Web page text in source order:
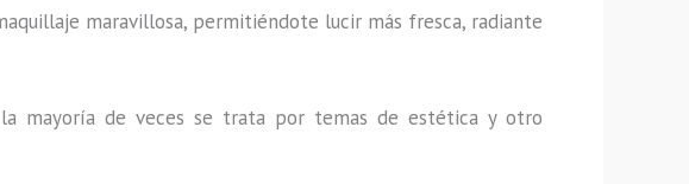
maravillosa, permitiéndote lucir más fresca, radiante
mayoría de veces se trata por temas de estética y otro